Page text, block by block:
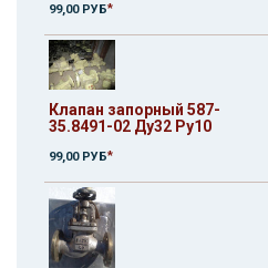
99,00 РУБ*
Клапан запорный 587-
35.8491-02 Ду32 Ру10
99,00 РУБ*